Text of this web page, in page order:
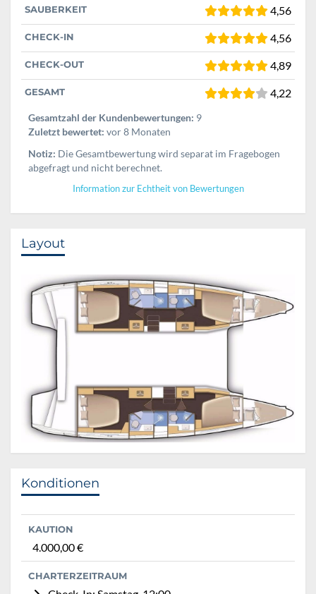
SAUBERKEIT 4,56
CHECK-IN 4,56
CHECK-OUT 4,89
GESAMT 4,22
Gesamtzahl der Kundenbewertungen: 9
Zuletzt bewertet: vor 8 Monaten
Notiz: Die Gesamtbewertung wird separat im Fragebogen
abgefragt und nicht berechnet.
Information zur Echtheit von Bewertungen
Layout
Konditionen
KAUTION
4.000,00 €
CHARTERZEITRAUM